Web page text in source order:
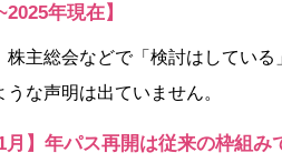
年現在】
株主総会などで「検討はしてい
うな声明は出ていません。
1月】年パス再開は従来の枠組み